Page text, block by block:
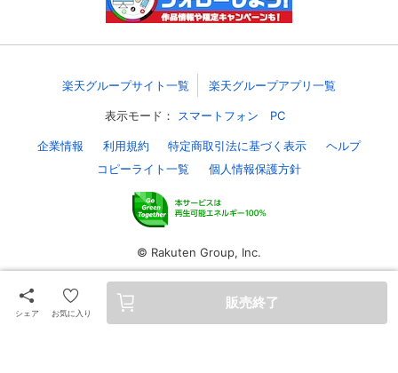
シェア お気に入り
販売終了
楽天グループサイト一覧 楽天グループアプリ一覧
表示モード： スマートフォン PC
企業情報 利用規約 特定商取引法に基づく表示
ヘルプ
コピーライト一覧
個人情報保護方針
© Rakuten Group, Inc.